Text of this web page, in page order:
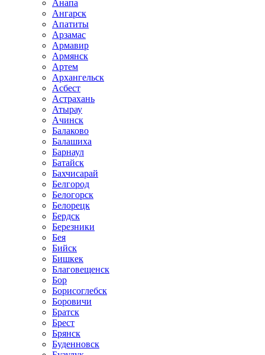
Анапа
Ангарск
Апатиты
Арзамас
Армавир
Армянск
Артем
Архангельск
Асбест
Астрахань
Атырау
Ачинск
Балаково
Балашиха
Барнаул
Батайск
Бахчисарай
Белгород
Белогорск
Белорецк
Бердск
Березники
Бея
Бийск
Бишкек
Благовещенск
Бор
Борисоглебск
Боровичи
Братск
Брест
Брянск
Буденновск